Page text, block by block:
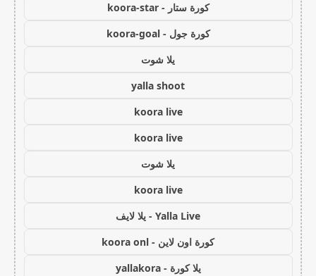
كورة ستار - koora-star
كورة جول - koora-goal
يلا شوت
yalla shoot
koora live
koora live
يلا شوت
koora live
Yalla Live - يلا لايف
كورة اون لاين - koora onl
يلا كورة - yallakora